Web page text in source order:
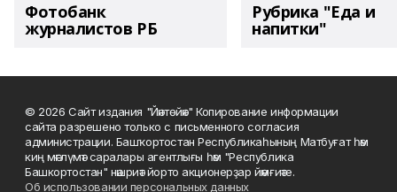
Фотобанк
журналистов РБ
Рубрика "Еда и
напитки"
© 2026 Сайт издания "Йәнтөйәк" Копирование информации
сайта разрешено только с письменного согласия
администрации. Башҡортостан Республикаһының Матбуғат һәм
киң мәғлүмәт саралары агентлығы һәм "Республика
Башкортостан" нәшриәт йорто акционерҙар йәмғиәте.
Об использовании персональных данных